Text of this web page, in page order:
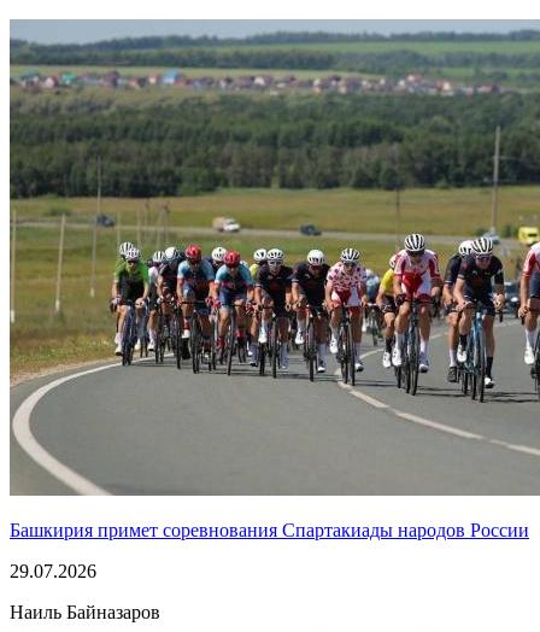
Башкирия примет соревнования Спартакиады народов России
29.07.2026
Наиль Байназаров